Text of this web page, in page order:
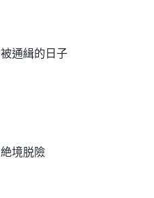
被通緝的日子
絶境脱險